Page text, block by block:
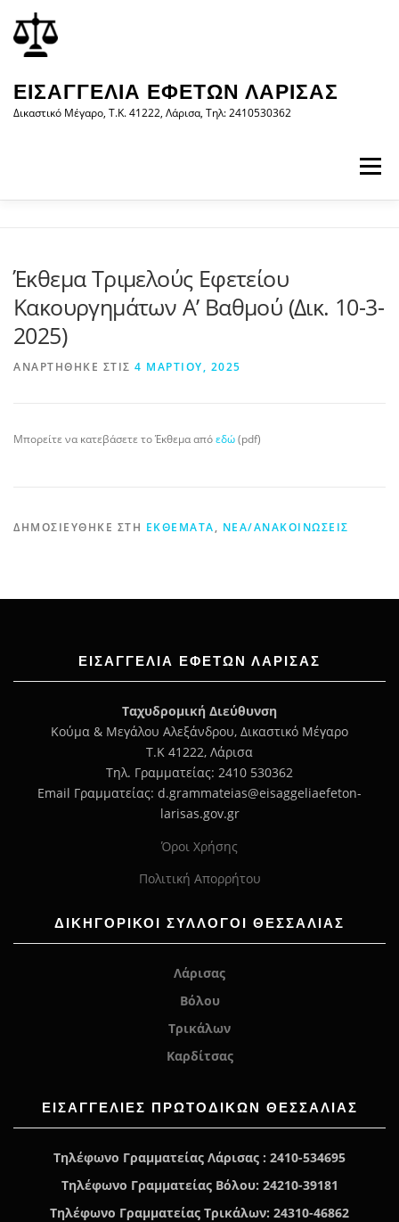
περιεχόμενο
στο
περιεχόμενο
ΕΙΣΑΓΓΕΛΊΑ ΕΦΕΤΏΝ ΛΆΡΙΣΑΣ
Δικαστικό Μέγαρο, Τ.Κ. 41222, Λάρισα, Τηλ: 2410530362
Μενού
ΝΈΑ/ΑΝΑΚΟΙΝΏΣΕΙΣ ΈΝΤΥΠΑ
WEB-ΥΠΗΡΕΣΊΕΣ ΕΠΙΚΟΙΝΩΝΊΑ
Έκθεμα Τριμελούς Εφετείου
Κακουργημάτων A’ Βαθμού (Δικ. 10-3-
2025)
ΑΝΑΡΤΉΘΗΚΕ ΣΤΙΣ 4 ΜΑΡΤΊΟΥ, 2025
Μπορείτε να κατεβάσετε το Έκθεμα απόεδώ(pdf)
ΔΗΜΟΣΙΕΎΘΗΚΕ ΣΤΗ ΕΚΘΈΜΑΤΑ, ΝΈΑ/ΑΝΑΚΟΙΝΏΣΕΙΣ
ΕΙΣΑΓΓΕΛΊΑ ΕΦΕΤΏΝ ΛΆΡΙΣΑΣ
Ταχυδρομική Διεύθυνση
Κούμα & Μεγάλου Αλεξάνδρου, Δικαστικό Μέγαρο
Τ.Κ 41222, Λάρισα
Τηλ. Γραμματείας: 2410 530362
Email Γραμματείας: d.grammateias@eisaggeliaefeton-
larisas.gov.gr
Όροι Χρήσης
Πολιτική Απορρήτου
ΔΙΚΗΓΟΡΙΚΟΙ ΣΥΛΛΟΓΟΙ ΘΕΣΣΑΛΙΑΣ
Λάρισας
Βόλου
Τρικάλων
Καρδίτσας
ΕΙΣΑΓΓΕΛΊΕΣ ΠΡΩΤΟΔΙΚΏΝ ΘΕΣΣΑΛΙΑΣ
Τηλέφωνο Γραμματείας Λάρισας : 2410-534695
Τηλέφωνο Γραμματείας Βόλου: 24210-39181
Τηλέφωνο Γραμματείας Τρικάλων: 24310-46862